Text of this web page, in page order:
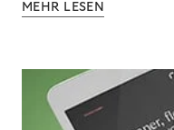
MEHR LESEN